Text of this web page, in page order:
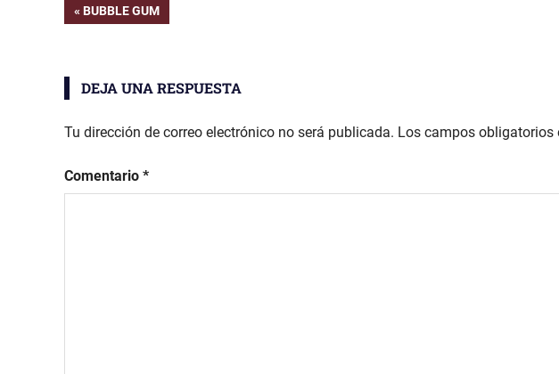
Navegación
entradas
ENTRADA
BUBBLE GUM
DEJA UNA RESPUESTA
Tu dirección de correo electrónico no será publicada. Los campos obligatorios
Comentario *